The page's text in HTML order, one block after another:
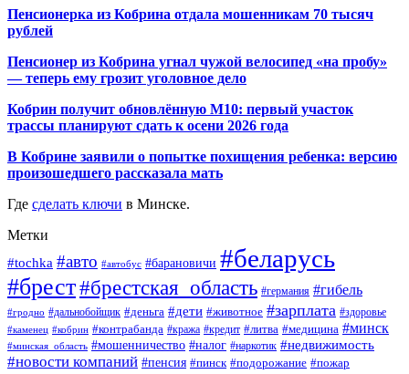
Пенсионерка из Кобрина отдала мошенникам 70 тысяч
рублей
Пенсионер из Кобрина угнал чужой велосипед «на пробу»
— теперь ему грозит уголовное дело
Кобрин получит обновлённую М10: первый участок
трассы планируют сдать к осени 2026 года
В Кобрине заявили о попытке похищения ребенка: версию
произошедшего рассказала мать
Где сделать ключи в Минске.
Метки
#tochka #авто #автобус #барановичи #беларусь
#брест#брестская_область #германия #гибель
#гродно #дальнобойщик #деньга #дети #животное #зарплата #здоровье
#каменец #кобрин #контрабанда #кража #кредит #литва #медицина #минск
#минская_область #мошенничество #налог #наркотик #недвижимость
#новости компаний #пенсия #пинск #подорожание #пожар